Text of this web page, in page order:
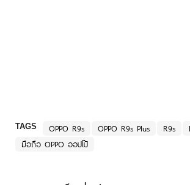
TAGS OPPO R9s OPPO R9s Plus R9s
มือถือ OPPO ออปโป้